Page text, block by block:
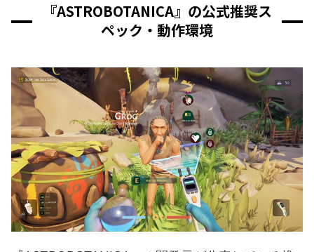
『ASTROBOTANICA』の公式推奨ス
ペック・動作環境